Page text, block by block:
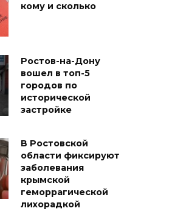
кому и сколько
Ростов-на-Дону
вошел в топ-5
городов по
исторической
застройке
В Ростовской
области фиксируют
заболевания
крымской
геморрагической
лихорадкой